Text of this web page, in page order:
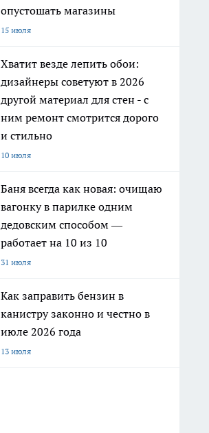
опустошать магазины
15 июля
Хватит везде лепить обои:
дизайнеры советуют в 2026
другой материал для стен - с
ним ремонт смотрится дорого
и стильно
10 июля
Баня всегда как новая: очищаю
вагонку в парилке одним
дедовским способом —
работает на 10 из 10
31 июля
Как заправить бензин в
канистру законно и честно в
июле 2026 года
13 июля